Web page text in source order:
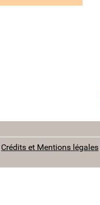
Crédits et Mentions légales